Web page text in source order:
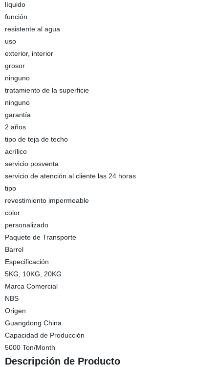
líquido
función
resistente al agua
uso
exterior, interior
grosor
ninguno
tratamiento de la superficie
ninguno
garantía
2 años
tipo de teja de techo
acrílico
servicio posventa
servicio de atención al cliente las 24 horas
tipo
revestimiento impermeable
color
personalizado
Paquete de Transporte
Barrel
Especificación
5KG, 10KG, 20KG
Marca Comercial
NBS
Origen
Guangdong China
Capacidad de Producción
5000 Ton/Month
Descripción de Producto